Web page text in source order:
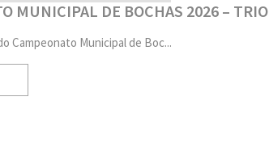
MUNICIPAL DE BOCHAS 2026 – TRIO
Campeonato Municipal de Boc...